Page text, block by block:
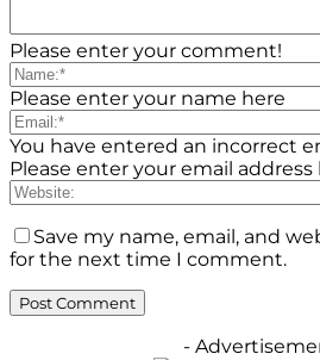
Please enter your comment!
Please enter your name here
You have entered an incorrect
Please enter your email address
Save my name, email, and
for the next time I comment.
-